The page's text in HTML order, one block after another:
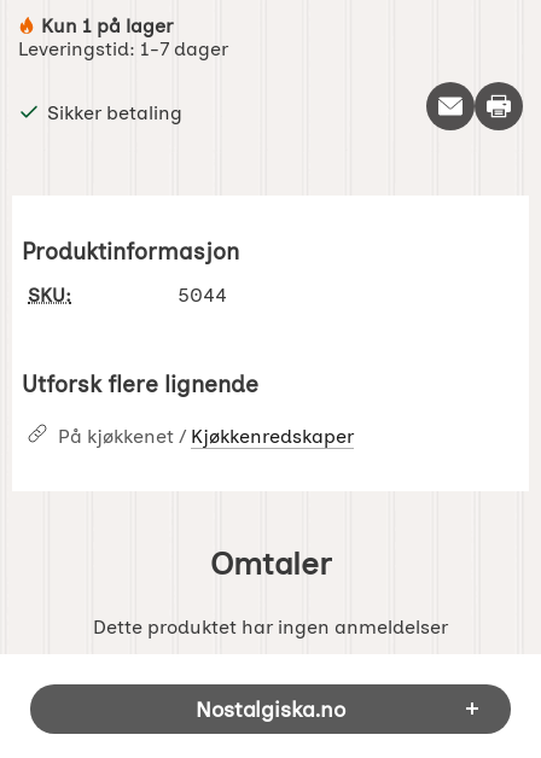
Produkttilgjengelighet:
Kun 1 på lager
Leveringstid: 1-7 dager
Sikker betaling Skriv
Produktinformasjon
SKU: 5044
Utforsk flere lignende
På kjøkkenet / Kjøkkenredskaper
Omtaler
Dette produktet har ingen anmeldelser
Footer-innhold Blandet informasjon og
Nostalgiska.no